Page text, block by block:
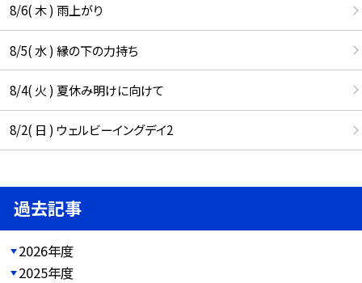
8/6( 木 ) 雨上がり
8/5( 水 ) 縁の下の力持ち
8/4( 火 ) 夏休み明けに向けて
8/2( 日 ) ウェルビーイングデイ2
過去記事
2026年度
2025年度